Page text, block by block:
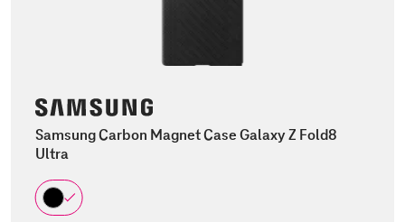
Samsung Carbon Magnet Case Galaxy Z Fold8
Ultra